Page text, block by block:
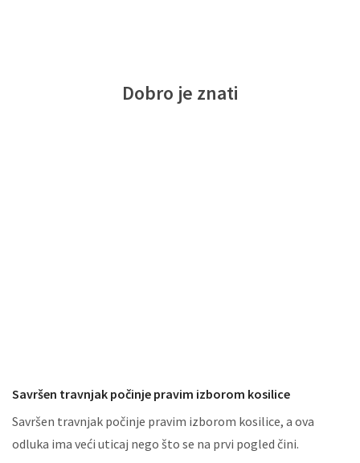
Dobro je znati
Savršen travnjak počinje pravim izborom kosilice
Savršen travnjak počinje pravim izborom kosilice, a ova
odluka ima veći uticaj nego što se na prvi pogled čini.